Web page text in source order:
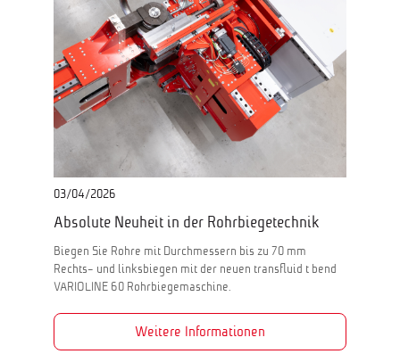
03/04/2026
Absolute Neuheit in der Rohrbiegetechnik
Biegen Sie Rohre mit Durchmessern bis zu 70 mm
Rechts- und linksbiegen mit der neuen transfluid t bend
VARIOLINE 60 Rohrbiegemaschine.
Weitere Informationen